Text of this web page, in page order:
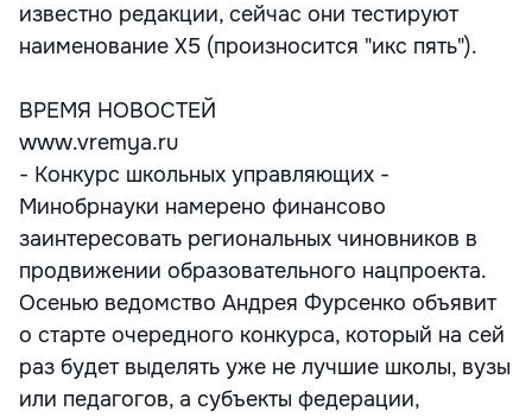
известно редакции, сейчас они тестируют
наименование Х5 (произносится "икс пять").
ВРЕМЯ НОВОСТЕЙ
www.vremya.ru
- Конкурс школьных управляющих -
Минобрнауки намерено финансово
заинтересовать региональных чиновников в
продвижении образовательного нацпроекта.
Осенью ведомство Андрея Фурсенко объявит
о старте очередного конкурса, который на сей
раз будет выделять уже не лучшие школы, вузы
или педагогов, а субъекты федерации,